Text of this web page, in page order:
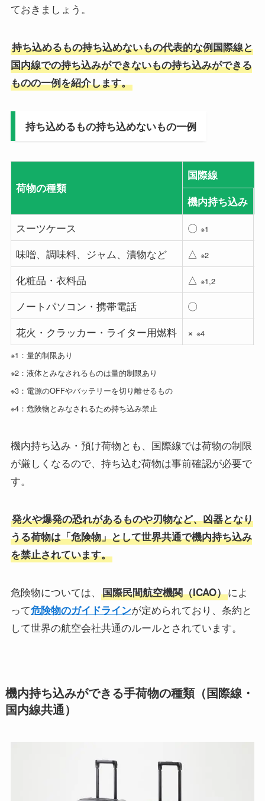
ておきましょう。
持ち込めるもの持ち込めないもの代表的な例国際線と
国内線での持ち込みができないもの持ち込みができる
ものの一例を紹介します。
持ち込めるもの持ち込めないもの一例
荷物の種類
国際線
機内持ち込み
スーツケース 〇※1
味噌、調味料、ジャム、漬物など
△※2
化粧品・衣料品
△※1,2
ノートパソコン・携帯電話
〇
花火・クラッカー・ ライター用燃料 ×※4
※1：量的制限あり
※2：液体とみなされるものは量的制限あり
※3：電源のOFFやバッテリーを切り離せるもの
※4：危険物とみなされるため持ち込み禁止
機内持ち込み・預け荷物とも、国際線では荷物の制限
が厳しくなるので、持ち込む荷物は事前確認が必要で
す。
発火や爆発の恐れがあるものや刃物など、凶器となり
うる荷物は「危険物」として世界共通で機内持ち込み
を禁止されています。
危険物については、 国際民間航空機関（ICAO）によ
って危険物のガイドラインが定められており、条約と
して世界の航空会社共通のルールとされています。
機内持ち込みができる手荷物の種類（国際線・
国内線共通）